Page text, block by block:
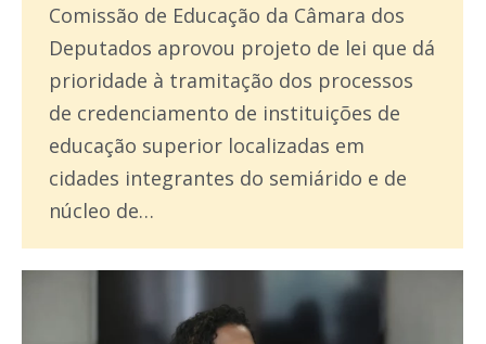
Comissão de Educação da Câmara dos
Deputados aprovou projeto de lei que dá
prioridade à tramitação dos processos
de credenciamento de instituições de
educação superior localizadas em
cidades integrantes do semiárido e de
núcleo de…